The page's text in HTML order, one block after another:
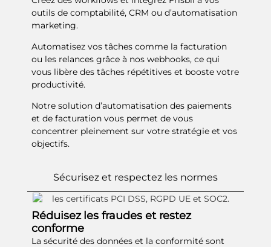
Sécurisez et respectez les normes
outils de comptabilité, CRM ou d’automatisation
marketing.
Automatisez vos tâches comme la facturation
ou les relances grâce à nos webhooks, ce qui
vous libère des tâches répétitives et booste votre
productivité.
Notre solution d’automatisation des paiements
et de facturation vous permet de vous
concentrer pleinement sur votre stratégie et vos
objectifs.
Réduisez les fraudes et restez
conforme
La sécurité des données et la conformité sont